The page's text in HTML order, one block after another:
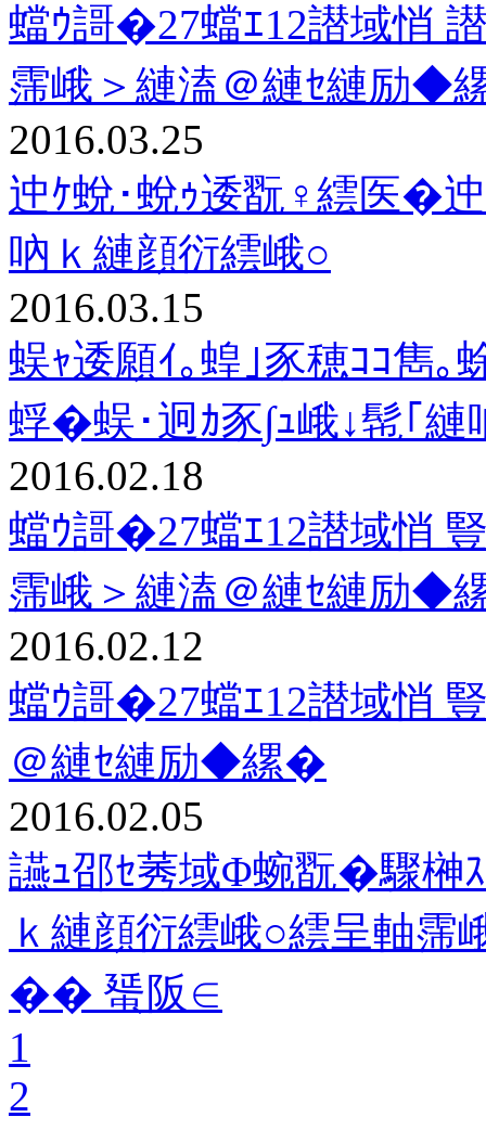
蟷ｳ謌�27蟷ｴ12譛域悄
霈峨＞縺溘＠縺ｾ縺励◆
2016.03.25
迚ｹ蛻･蛻ｩ逶翫♀繧医�
吶ｋ縺顔衍繧峨○
2016.03.15
蜈ｬ逶願ｲ｡蝗｣豕穂ｺｺ雋｡
蜉�蜈･迥ｶ豕∫ｭ峨↓髢｢
2016.02.18
蟷ｳ謌�27蟷ｴ12譛域悄
霈峨＞縺溘＠縺ｾ縺励◆
2016.02.12
蟷ｳ謌�27蟷ｴ12譛域悄
＠縺ｾ縺励◆縲�
2016.02.05
讌ｭ邵ｾ莠域Φ蜿翫�驟榊
ｋ縺顔衍繧峨○繧呈軸
�� 蜑阪∈
1
2